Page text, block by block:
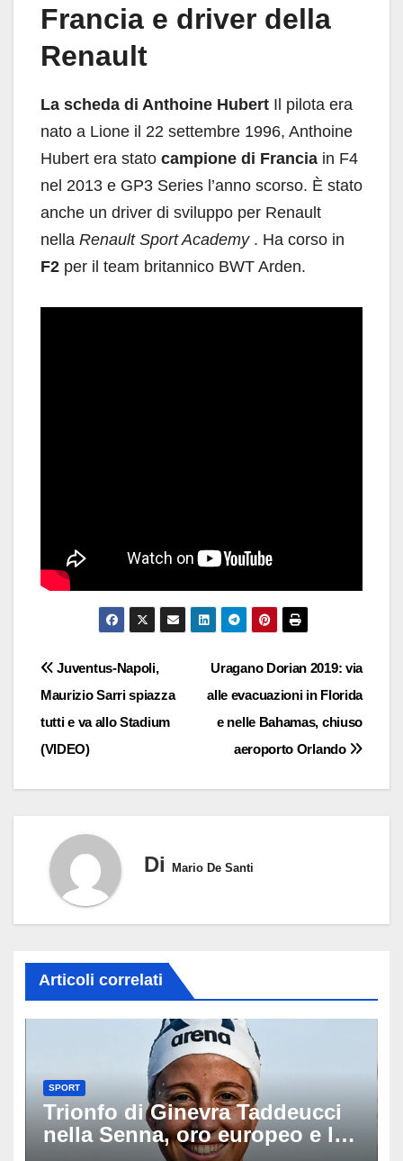
Francia e driver della
Renault
La scheda di Anthoine Hubert Il pilota era
nato a Lione il 22 settembre 1996, Anthoine
Hubert era stato campione di Francia in F4
nel 2013 e GP3 Series l’anno scorso. È stato
anche un driver di sviluppo per Renault
nella Renault Sport Academy. Ha corso in
F2 per il team britannico BWT Arden.
Navigazione
articoli
Uragano Dorian 2019: via
alle evacuazioni in Florida
e nelle Bahamas, chiuso
aeroporto Orlando
Juventus-Napoli,
Maurizio Sarri spiazza
tutti e va allo Stadium
(VIDEO)
Di Mario De Santi
Articoli correlati
SPORT
Trionfo di Ginevra Taddeucci
nella Senna, oro europeo e la